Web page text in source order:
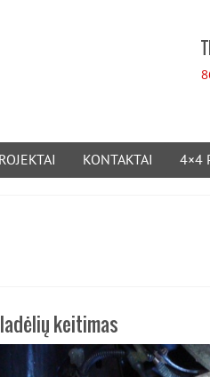
KONTAKTAI 4×4
keitimas